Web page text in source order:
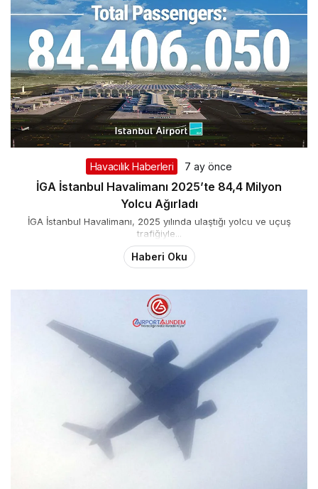
Havacılık Haberleri 7 ay önce
İGA İstanbul Havalimanı 2025’te 84,4 Milyon
Yolcu Ağırladı
İGA İstanbul Havalimanı, 2025 yılında ulaştığı yolcu ve uçuş
trafiğiyle...
Haberi Oku